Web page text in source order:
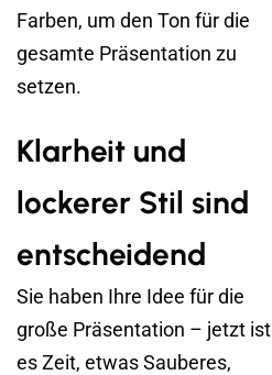
Farben, um den Ton für die
gesamte Präsentation zu
setzen.
Klarheit und
lockerer Stil sind
entscheidend
Sie haben Ihre Idee für die
große Präsentation – jetzt ist
es Zeit, etwas Sauberes,